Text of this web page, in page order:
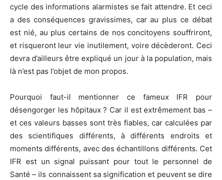
cycle des informations alarmistes se fait attendre. Et ceci
a des conséquences gravissimes, car au plus ce débat
est nié, au plus certains de nos concitoyens souffriront,
et risqueront leur vie inutilement, voire décèderont. Ceci
devra d’ailleurs être expliqué un jour à la population, mais
là n’est pas l’objet de mon propos.
Pourquoi faut-il mentionner ce fameux IFR pour
désengorger les hôpitaux ? Car il est extrêmement bas –
et ces valeurs basses sont très fiables, car calculées par
des scientifiques différents, à différents endroits et
moments différents, avec des échantillons différents. Cet
IFR est un signal puissant pour tout le personnel de
Santé – ils connaissent sa signification et peuvent se dire